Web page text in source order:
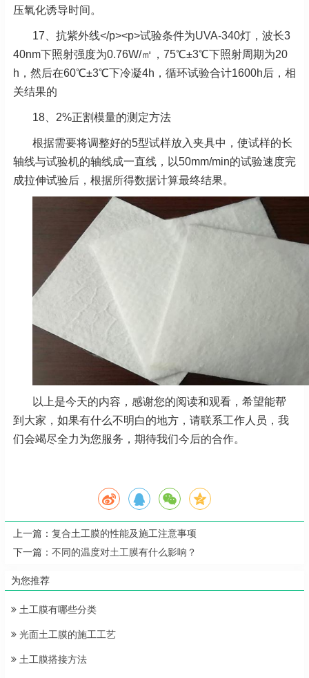
压氧化诱导时间。
17、抗紫外线</p><p>试验条件为UVA-340灯，波长3
40nm下照射强度为0.76W/㎡，75℃±3℃下照射周期为20
h，然后在60℃±3℃下冷凝4h，循环试验合计1600h后，相
关结果的
18、2%正割模量的测定方法
根据需要将调整好的5型试样放入夹具中，使试样的长
轴线与试验机的轴线成一直线，以50mm/min的试验速度完
成拉伸试验后，根据所得数据计算最终结果。
以上是今天的内容，感谢您的阅读和观看，希望能帮
到大家，如果有什么不明白的地方，请联系工作人员，我
们会竭尽全力为您服务，期待我们今后的合作。
上一篇： 复合土工膜的性能及施工注意事项
下一篇： 不同的温度对土工膜有什么影响？
为您推荐
土工膜有哪些分类
光面土工膜的施工工艺
土工膜搭接方法